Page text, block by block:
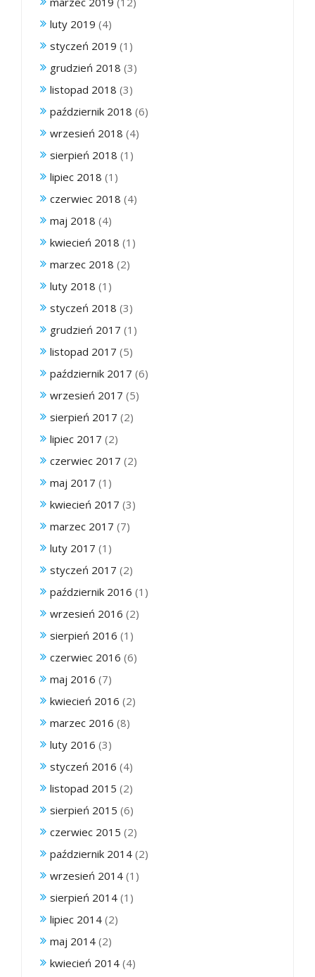
luty 2019 (4)
styczeń 2019 (1)
grudzień 2018 (3)
listopad 2018 (3)
październik 2018 (6)
wrzesień 2018 (4)
sierpień 2018 (1)
lipiec 2018 (1)
czerwiec 2018 (4)
maj 2018 (4)
kwiecień 2018 (1)
marzec 2018 (2)
luty 2018 (1)
styczeń 2018 (3)
grudzień 2017 (1)
listopad 2017 (5)
październik 2017 (6)
wrzesień 2017 (5)
sierpień 2017 (2)
lipiec 2017 (2)
czerwiec 2017 (2)
maj 2017 (1)
kwiecień 2017 (3)
marzec 2017 (7)
luty 2017 (1)
styczeń 2017 (2)
październik 2016 (1)
wrzesień 2016 (2)
sierpień 2016 (1)
czerwiec 2016 (6)
maj 2016 (7)
kwiecień 2016 (2)
marzec 2016 (8)
luty 2016 (3)
styczeń 2016 (4)
listopad 2015 (2)
sierpień 2015 (6)
czerwiec 2015 (2)
październik 2014 (2)
wrzesień 2014 (1)
sierpień 2014 (1)
lipiec 2014 (2)
maj 2014 (2)
kwiecień 2014 (4)